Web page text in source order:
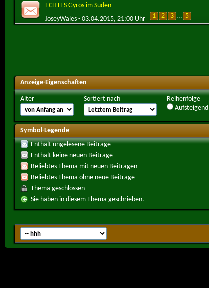
ECHTES Gyros im Süden
JoseyWales - 03.04.2015, 21:00 Uhr 1 2 3 ... 5
Anzeige-Eigenschaften
Alter Sortiert nach
Reihenfolge
Aufsteigend
Symbol-Legende
Enthält ungelesene Beiträge
Enthält keine neuen Beiträge
Beliebtes Thema mit neuen Beiträgen
Beliebtes Thema ohne neue Beiträge
Thema geschlossen
Sie haben in diesem Thema geschrieben.